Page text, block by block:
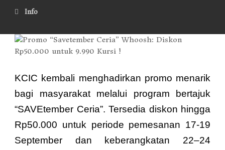
Info
KCIC kembali menghadirkan promo menarik
bagi masyarakat melalui program bertajuk
“SAVEtember Ceria”. Tersedia diskon hingga
Rp50.000 untuk periode pemesanan 17-19
September dan keberangkatan 22–24